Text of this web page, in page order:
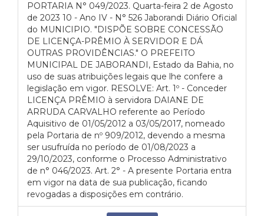
PORTARIA N° 049/2023. Quarta-feira 2 de Agosto
de 2023 10 - Ano IV - N° 526 Jaborandi Diário Oficial
do MUNICIPIO. "DISPÕE SOBRE CONCESSÃO
DE LICENÇA-PRÊMIO À SERVIDOR E DÁ
OUTRAS PROVIDÊNCIAS." O PREFEITO
MUNICIPAL DE JABORANDI, Estado da Bahia, no
uso de suas atribuições legais que lhe confere a
legislação em vigor. RESOLVE: Art. 1º - Conceder
LICENÇA PRÊMIO à servidora DAIANE DE
ARRUDA CARVALHO referente ao Período
Aquisitivo de 01/05/2012 a 03/05/2017, nomeado
pela Portaria de nº 909/2012, devendo a mesma
ser usufruída no período de 01/08/2023 a
29/10/2023, conforme o Processo Administrativo
de n° 046/2023. Art. 2° - A presente Portaria entra
em vigor na data de sua publicação, ficando
revogadas a disposições em contrário.